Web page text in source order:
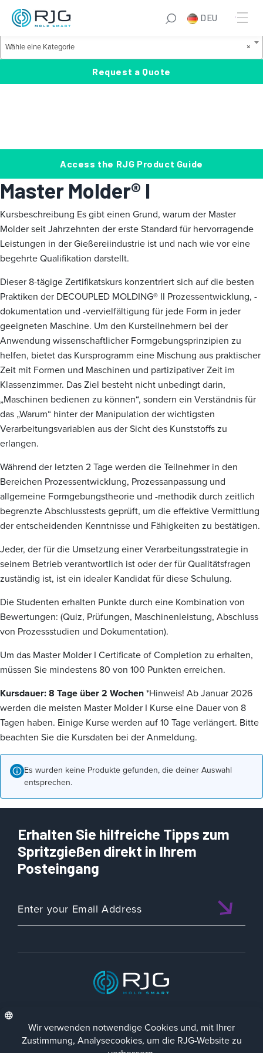
Zum
Inhalt
springen
DEU
a
Product Categories
W
ä
l
a
t
e
g
o
r
i
e
×
Wähle eine Kategorie
Request a Quote
Access the RJG Product Guide
Master Molder® I
Kursbeschreibung Es gibt einen Grund, warum der Master
Molder seit Jahrzehnten der erste Standard für hervorragende
Leistungen in der Gießereiindustrie ist und nach wie vor eine
begehrte Qualifikation darstellt.
Dieser 8-tägige Zertifikatskurs konzentriert sich auf die besten
Praktiken der DECOUPLED MOLDING® II Prozessentwicklung, -
dokumentation und -vervielfältigung für jede Form in jeder
geeigneten Maschine. Um den Kursteilnehmern bei der
Anwendung wissenschaftlicher Formgebungsprinzipien zu
helfen, bietet das Kursprogramm eine Mischung aus praktischer
Zeit mit Formen und Maschinen und partizipativer Zeit im
Klassenzimmer. Das Ziel besteht nicht unbedingt darin,
„Maschinen bedienen zu können“, sondern ein Verständnis für
das „Warum“ hinter der Manipulation der wichtigsten
Verarbeitungsvariablen aus der Sicht des Kunststoffs zu
erlangen.
Während der letzten 2 Tage werden die Teilnehmer in den
Bereichen Prozessentwicklung, Prozessanpassung und
allgemeine Formgebungstheorie und -methodik durch zeitlich
begrenzte Abschlusstests geprüft, um die effektive Vermittlung
der entscheidenden Kenntnisse und Fähigkeiten zu bestätigen.
Jeder, der für die Umsetzung einer Verarbeitungsstrategie in
seinem Betrieb verantwortlich ist oder der für Qualitätsfragen
zuständig ist, ist ein idealer Kandidat für diese Schulung.
Die Studenten erhalten Punkte durch eine Kombination von
Bewertungen: (Quiz, Prüfungen, Maschinenleistung, Abschluss
von Prozessstudien und Dokumentation).
Um das Master Molder I Certificate of Completion zu erhalten,
müssen Sie mindestens 80 von 100 Punkten erreichen.
Kursdauer: 8 Tage über 2 Wochen*Hinweis! Ab Januar 2026
werden die meisten Master Molder I Kurse eine Dauer von 8
Tagen haben. Einige Kurse werden auf 10 Tage verlängert. Bitte
beachten Sie die Kursdaten bei der Anmeldung.
Es wurden keine Produkte gefunden, die deiner Auswahl
entsprechen.
Erhalten Sie hilfreiche Tipps zum
Spritzgießen direkt in Ihrem
Posteingang